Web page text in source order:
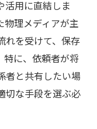
活用に直結しま
物理メディアが主
れを受けて、保存
特に、依頼者が将
者と共有したい場
切な手段を選ぶ必